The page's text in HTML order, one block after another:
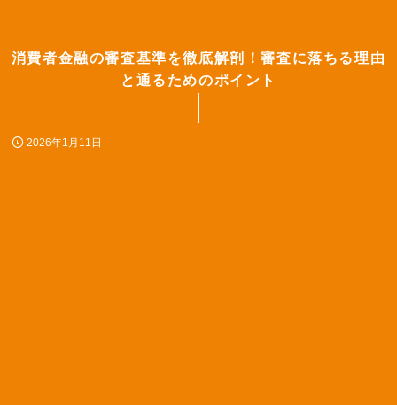
消費者金融の審査基準を徹底解剖！審査に落ちる理由
と通るためのポイント
2026年1月11日